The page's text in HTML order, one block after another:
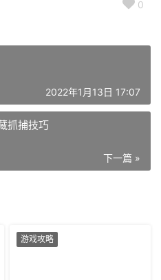
0
2022年1月13日 17:07
抓捕技巧
下一篇 »
游戏攻略